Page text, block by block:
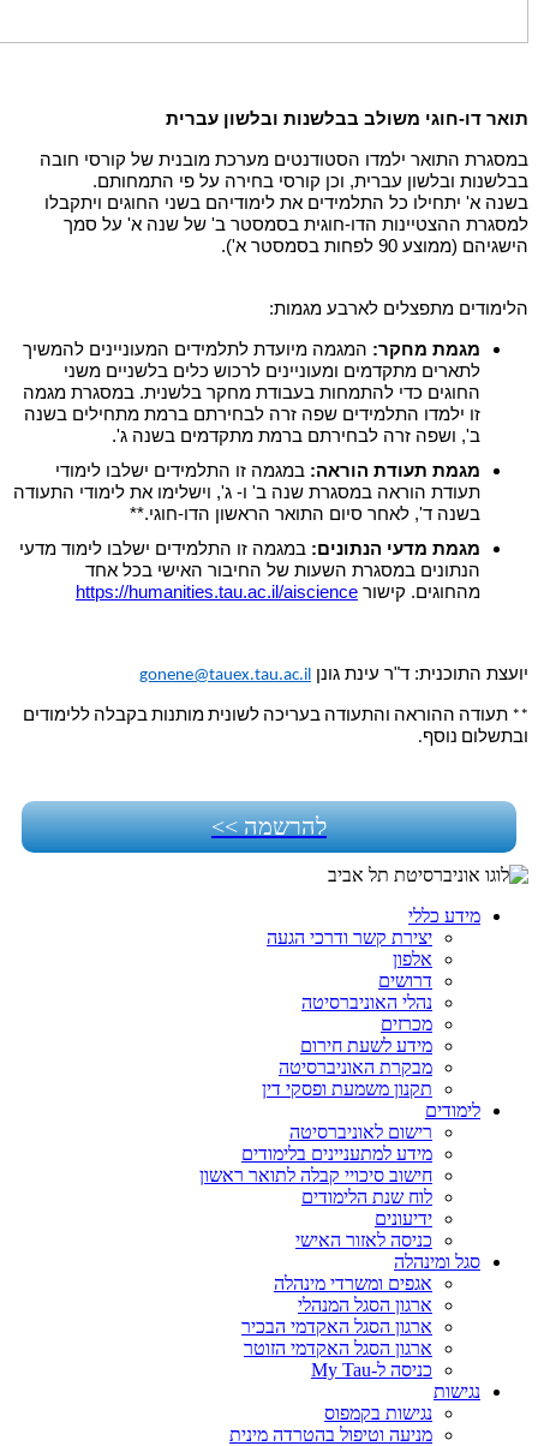
תואר דו-חוגי משולב בבלשנות ובלשון עברית
במסגרת התואר ילמדו הסטודנטים מערכת מובנית של קורסי חובה
בבלשנות ובלשון עברית, וכן קורסי בחירה על פי התמחותם.
בשנה א' יתחילו כל התלמידים את לימודיהם בשני החוגים ויתקבלו
למסגרת ההצטיינות הדו-חוגית בסמסטר ב' של שנה א' על סמך
הישגיהם (ממוצע 90 לפחות בסמסטר א').
הלימודים מתפצלים לארבע מגמות:
מגמת מחקר: המגמה מיועדת לתלמידים המעוניינים להמשיך
לתארים מתקדמים ומעוניינים לרכוש כלים בלשניים משני
החוגים כדי להתמחות בעבודת מחקר בלשנית. במסגרת מגמה
זו ילמדו התלמידים שפה זרה לבחירתם ברמת מתחילים בשנה
ב', ושפה זרה לבחירתם ברמת מתקדמים בשנה ג'.
מגמת תעודת הוראה: במגמה זו התלמידים ישלבו לימודי
תעודת הוראה במסגרת שנה ב' ו- ג', וישלימו את לימודי התעודה
בשנה ד', לאחר סיום התואר הראשון הדו-חוגי.**
מגמת מדעי הנתונים: במגמה זו התלמידים ישלבו לימוד מדעי
הנתונים במסגרת השעות של החיבור האישי בכל אחד
מהחוגים. קישור https://humanities.tau.ac.il/aiscience
יועצת התוכנית: ד"ר עינת גונן gonene@tauex.tau.ac.il
** תעודה ההוראה והתעודה בעריכה לשונית מותנות בקבלה ללימודים
ובתשלום נוסף.
להרשמה >>
מידע כללי
יצירת קשר ודרכי הגעה
אלפון
דרושים
נהלי האוניברסיטה
מכרזים
מידע לשעת חירום
מבקרת האוניברסיטה
תקנון משמעת ופסקי דין
לימודים
רישום לאוניברסיטה
מידע למתעניינים בלימודים
חישוב סיכויי קבלה לתואר ראשון
לוח שנת הלימודים
ידיעונים
כניסה לאזור האישי
סגל ומינהלה
אגפים ומשרדי מינהלה
ארגון הסגל המנהלי
ארגון הסגל האקדמי הבכיר
ארגון הסגל האקדמי הזוטר
כניסה ל-My Tau
נגישות
נגישות בקמפוס
מניעה וטיפול בהטרדה מינית